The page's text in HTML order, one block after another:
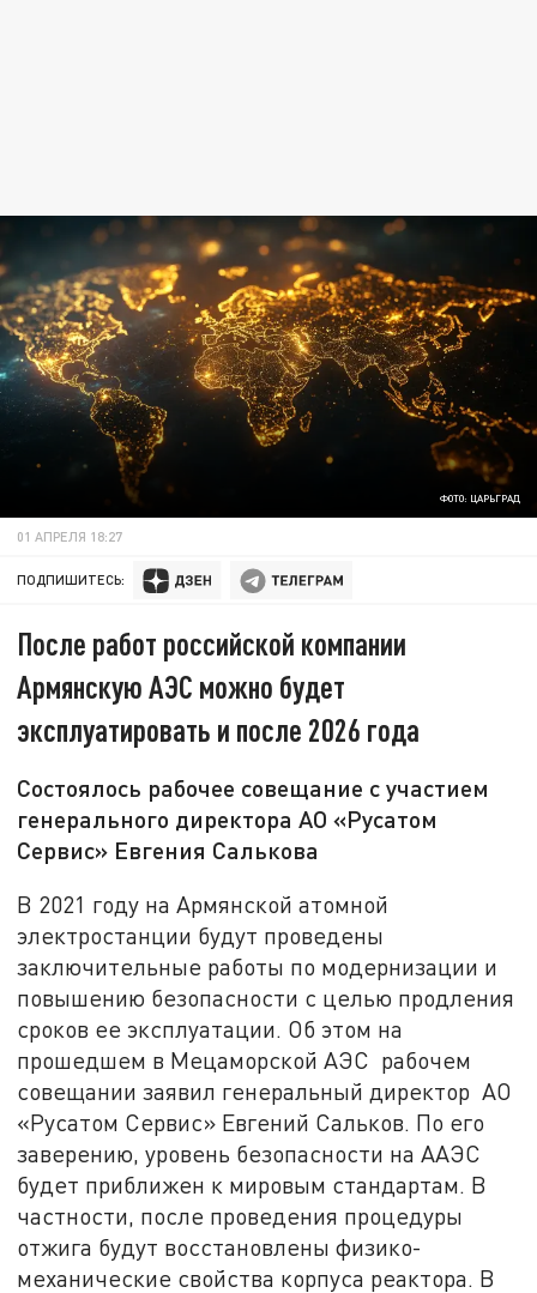
ФОТО: ЦАРЬГРАД
01 АПРЕЛЯ 18:27
ПОДПИШИТЕСЬ:
После работ российской компании
Армянскую АЭС можно будет
эксплуатировать и после 2026 года
Состоялось рабочее совещание с участием
генерального директора АО «Русатом
Сервис» Евгения Салькова
В 2021 году на Армянской атомной
электростанции будут проведены
заключительные работы по модернизации и
повышению безопасности с целью продления
сроков ее эксплуатации. Об этом на
прошедшем в Мецаморской АЭС рабочем
совещании заявил генеральный директор АО
«Русатом Сервис» Евгений Сальков. По его
заверению, уровень безопасности на ААЭС
будет приближен к мировым стандартам. В
частности, после проведения процедуры
отжига будут восстановлены физико-
механические свойства корпуса реактора. В